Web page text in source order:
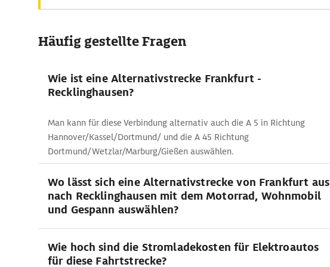
Häufig gestellte Fragen
Wie ist eine Alternativstrecke Frankfurt -
Recklinghausen?
Man kann für diese Verbindung alternativ auch die A 5 in Richtung
Hannover/Kassel/Dortmund/ und die A 45 Richtung
Dortmund/Wetzlar/Marburg/Gießen auswählen.
Wo lässt sich eine Alternativstrecke von Frankfurt aus
nach Recklinghausen mit dem Motorrad, Wohnmobil
und Gespann auswählen?
Wie hoch sind die Stromladekosten für Elektroautos
für diese Fahrtstrecke?